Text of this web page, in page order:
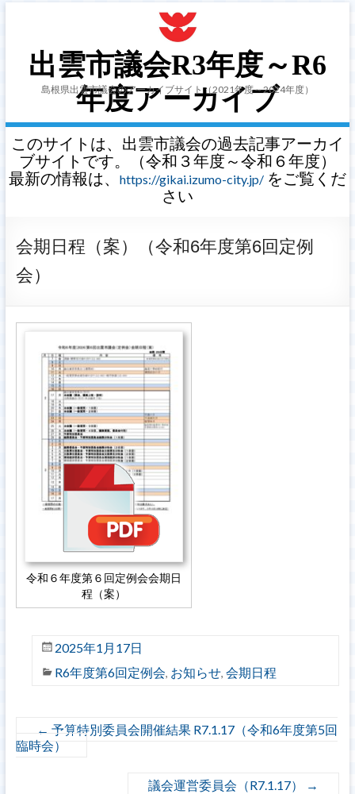
出雲市議会R3年度～R6
年度アーカイブ
島根県出雲市議会のアーカイブサイト（2021年度～2024年度）
このサイトは、出雲市議会の過去記事アーカイ
ブサイトです。（令和３年度～令和６年度）
最新の情報は、
https://gikai.izumo-city.jp/をご覧くだ
さい
会期日程（案）（令和6年度第6回定例
会）
令和６年度第６回定例会会期日
程（案）
2025年1月17日
R6年度第6回定例会, お知らせ, 会期日程
← 予算特別委員会開催結果 R7.1.17（令和6年度第5回
臨時会）
議会運営委員会（R7.1.17） →